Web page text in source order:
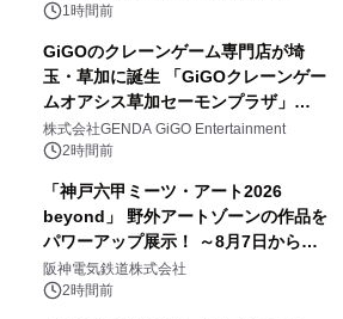
1時間前
GiGOのクレーンゲーム専門店が埼
玉・草加に誕生 「GiGOクレーンゲー
ムオアシス草加セーモンプラザ」
2026年8月7日(金)10時グランドオープ
ン
株式会社GENDA GiGO Entertainment
2時間前
「神戸六甲ミーツ・アート2026
beyond」 野外アートゾーンの作品を
パワーアップ展示！ ～8月7日からは
直前割パスポートを販売～
阪神電気鉄道株式会社
2時間前